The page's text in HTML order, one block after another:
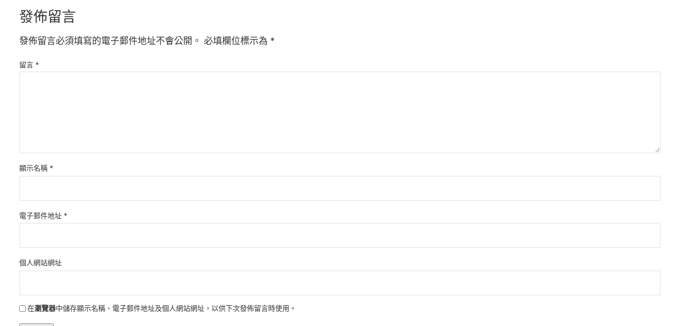
發佈留言
發佈留言必須填寫的電子郵件地址不會公開。 必填欄位標示為 *
留言 *
顯示名稱 *
電子郵件地址 *
個人網站網址
在瀏覽器中儲存顯示名稱、電子郵件地址及個人網站網址，以供下次發佈留言時使用。